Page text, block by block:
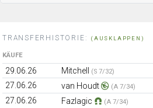
TRANSFERHISTORIE: (AUSKLAPPEN)
KÄUFE
29.06.26 Mitchell (S 7/32)
27.06.26
van Houdt (A 7/34)
27.06.26
Fazlagic (A 7/34)